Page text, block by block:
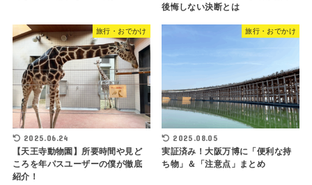
後悔しない決断とは
旅行・おでかけ
2025.06.24
【天王寺動物園】所要時間や見ど
ころを年パスユーザーの僕が徹底
紹介！
旅行・おでかけ
2025.08.05
実証済み！大阪万博に「便利な持
ち物」＆「注意点」まとめ